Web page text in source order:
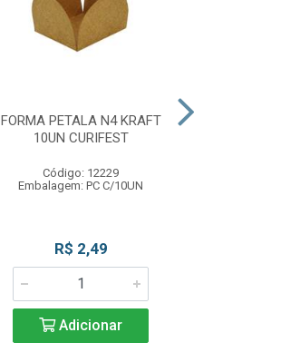
FORMA PETALA N4 KRAFT
10UN CURIFEST
Código: 12229
Embalagem: PC C/10UN
R$ 2,49
Adicionar